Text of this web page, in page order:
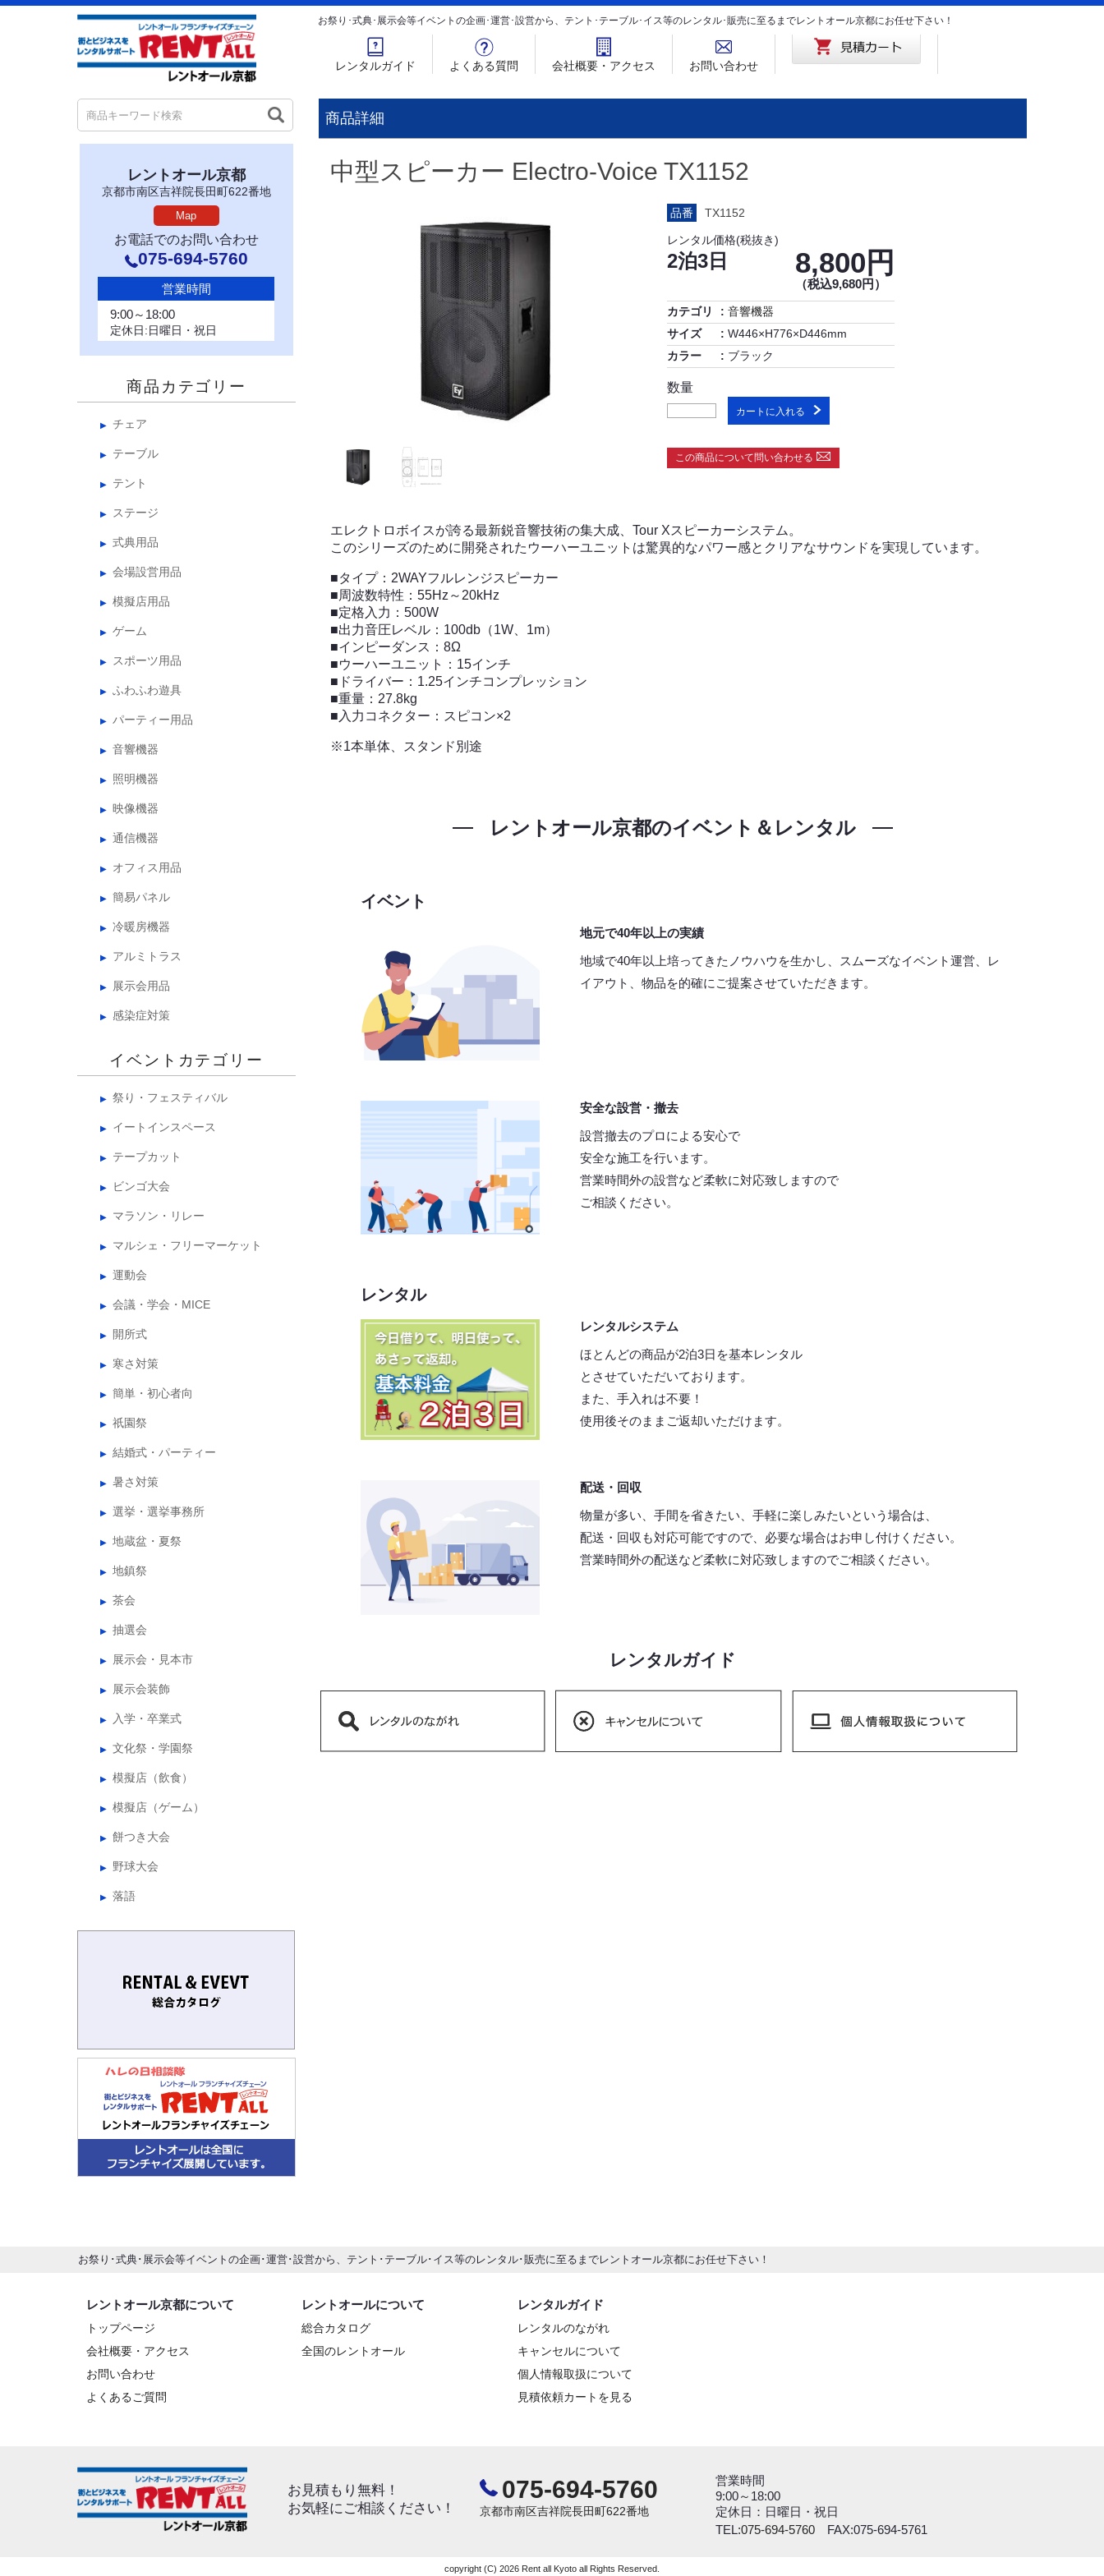
お祭り･式典･展示会等イベントの企画･運営･設営から、テント･テーブル･イス等のレンタル･販売に至るまでレントオール京都にお任せ下さい！
レンタルガイド よくある質問 会社概要・アクセス お問い合わせ
レントオール京都
京都市南区吉祥院長田町622番地
Map
お電話でのお問い合わせ
075-694-5760
営業時間
9:00～18:00
定休日:日曜日・祝日
商品カテゴリー
チェア
テーブル
テント
ステージ
式典用品
会場設営用品
模擬店用品
ゲーム
スポーツ用品
ふわふわ遊具
パーティー用品
音響機器
照明機器
映像機器
通信機器
オフィス用品
簡易パネル
冷暖房機器
アルミトラス
展示会用品
感染症対策
イベントカテゴリー
祭り・フェスティバル
イートインスペース
テープカット
ビンゴ大会
マラソン・リレー
マルシェ・フリーマーケット
運動会
会議・学会・MICE
開所式
寒さ対策
簡単・初心者向
祇園祭
結婚式・パーティー
暑さ対策
選挙・選挙事務所
地蔵盆・夏祭
地鎮祭
茶会
抽選会
展示会・見本市
展示会装飾
入学・卒業式
文化祭・学園祭
模擬店（飲食）
模擬店（ゲーム）
餅つき大会
野球大会
落語
商品詳細
中型スピーカー Electro-Voice TX1152
品番 TX1152
レンタル価格(税抜き)
2泊3日 8,800円
（税込9,680円）
カテゴリ
音響機器
サイズ
W446×H776×D446mm
カラー
ブラック
数量
カートに入れる
この商品について問い合わせる
エレクトロボイスが誇る最新鋭音響技術の集大成、Tour Xスピーカーシステム。
このシリーズのために開発されたウーハーユニットは驚異的なパワー感とクリアなサウンドを実現しています。
■タイプ：2WAYフルレンジスピーカー
■周波数特性：55Hz～20kHz
■定格入力：500W
■出力音圧レベル：100db（1W、1m）
■インピーダンス：8Ω
■ウーハーユニット：15インチ
■ドライバー：1.25インチコンプレッション
■重量：27.8kg
■入力コネクター：スピコン×2
※1本単体、スタンド別途
レントオール京都のイベント＆レンタル
イベント
地元で40年以上の実績
地域で40年以上培ってきたノウハウを生かし、スムーズなイベント運営、レ
イアウト、物品を的確にご提案させていただきます。
安全な設営・撤去
設営撤去のプロによる安心で
安全な施工を行います。
営業時間外の設営など柔軟に対応致しますので
ご相談ください。
レンタル
レンタルシステム
ほとんどの商品が2泊3日を基本レンタル
とさせていただいております。
また、手入れは不要！
使用後そのままご返却いただけます。
配送・回収
物量が多い、手間を省きたい、手軽に楽しみたいという場合は、
配送・回収も対応可能ですので、必要な場合はお申し付けください。
営業時間外の配送など柔軟に対応致しますのでご相談ください。
レンタルガイド
お祭り･式典･展示会等イベントの企画･運営･設営から、テント･テーブル･イス等のレンタル･販売に至るまでレントオール京都にお任せ下さい！
レントオール京都について
トップページ
会社概要・アクセス
お問い合わせ
よくあるご質問
レントオールについて
総合カタログ
全国のレントオール
レンタルガイド
レンタルのながれ
キャンセルについて
個人情報取扱について
見積依頼カートを見る
お見積もり無料！
お気軽にご相談ください！
075-694-5760
京都市南区吉祥院長田町622番地
営業時間
9:00～18:00
定休日：日曜日・祝日
TEL:075-694-5760 FAX:075-694-5761
copyright (C) 2026 Rent all Kyoto all Rights Reserved.